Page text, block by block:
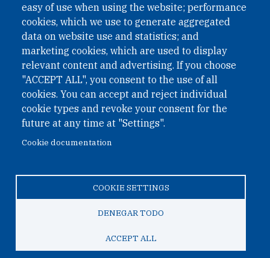
easy of use when using the website; performance
cookies, which we use to generate aggregated
data on website use and statistics; and
marketing cookies, which are used to display
relevant content and advertising. If you choose
"ACCEPT ALL", you consent to the use of all
cookies. You can accept and reject individual
cookie types and revoke your consent for the
future at any time at "Settings".
Cookie documentation
COOKIE SETTINGS
DENEGAR TODO
ACCEPT ALL
Address:
Sociedad de Mejoras Publicas de Cali Dir: Carrera 4
N 6 – 76
Colombia
© 2026 PASO Colombia Foundation